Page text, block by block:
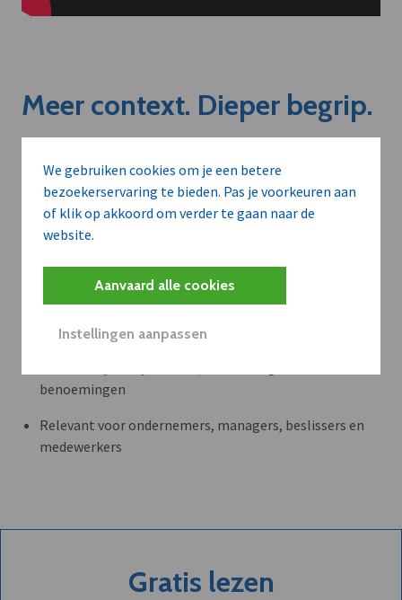
We gebruiken cookies om je een betere
bezoekerservaring te bieden. Pas je voorkeuren aan
of klik op akkoord om verder te gaan naar de
website.
Aanvaard alle cookies
Instellingen aanpassen
Meer context. Dieper begrip.
Met een dVO-abonnement krijgt u dat nieuws in de juiste
zakelijke context — met inzicht in sectoren, bedrijven en
strategische bewegingen.
WAAROM BEDRIJVEN DVO GEBRUIKEN
Volledige toegang tot alle artikels en thematische
dossiers met verkoopkansen
benoemingen
Relevant voor ondernemers, managers, beslissers en
medewerkers
Gratis lezen